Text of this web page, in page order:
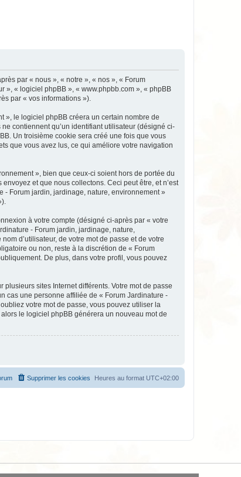
par « nous », « notre », « nos », « Forum
», « logiciel phpBB », « www.phpbb.com », « phpBB
par « vos informations »).
», le logiciel phpBB créera un certain nombre de
contiennent qu’un identifiant utilisateur (désigné ci-
Un troisième cookie sera créé une fois que vous
que vous avez lus, ce qui améliore votre navigation
», bien que ceux-ci soient hors de portée du
et que nous collectons. Ceci peut être, et n’est
- Forum jardin, jardinage, nature, environnement »
à votre compte (désigné ci-après par « votre
- Forum jardin, jardinage, nature,
d’utilisateur, de votre mot de passe et de votre
ou non, reste à la discrétion de « Forum
De plus, dans votre profil, vous pouvez
sites Internet différents. Votre mot de passe
cas une personne affiliée de « Forum Jardinature -
votre mot de passe, vous pouvez utiliser la
le logiciel phpBB générera un nouveau mot de
Heures au format UTC+02:00
Supprimer les cookies